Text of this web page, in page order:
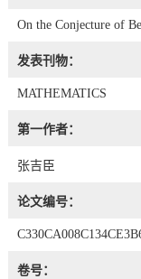
On the Conjecture of
发表刊物：
MATHEMATICS
第一作者：
张吉臣
论文编号：
卷号：